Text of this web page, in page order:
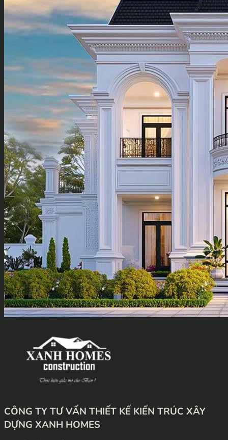
CÔNG TY TƯ VẤN THIẾT KẾ KIẾN TRÚC XÂY
DỰNG XANH HOMES